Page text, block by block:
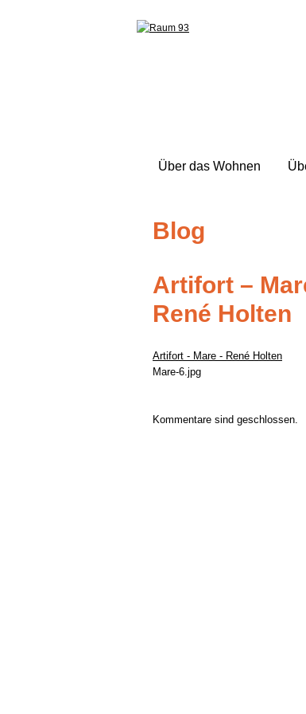
Über das Wohnen
Blog
Artifort –
René Holten
Artifort - Mare - René Holten
Mare-6.jpg
Kommentare sind geschlossen.